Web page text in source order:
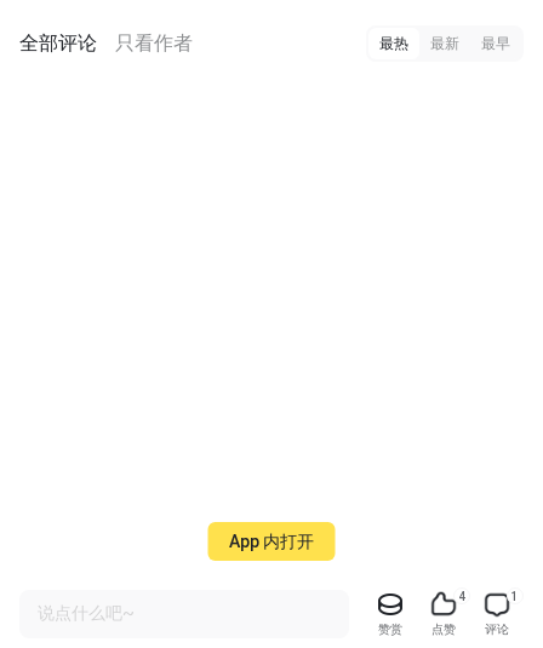
全部评论 只看作者 最热 最新 最早
说点什么吧~
赞赏
4
点赞
1
评论
App 内打开